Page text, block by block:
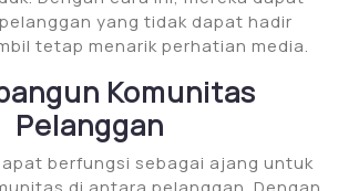
yang tidak dapat hadir
tetap menarik perhatian media.
Komunitas
Pelanggan
berfungsi sebagai ajang untuk